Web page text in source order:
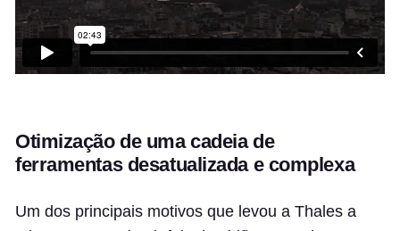
Otimização de uma cadeia de
ferramentas desatualizada e complexa
Um dos principais motivos que levou a Thales a